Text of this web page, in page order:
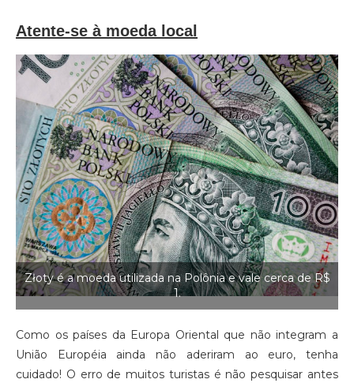
Atente-se à moeda local
Złoty é a moeda utilizada na Polônia e vale cerca de R$
1.
Como os países da Europa Oriental que não integram a
União Européia ainda não aderiram ao euro, tenha
cuidado! O erro de muitos turistas é não pesquisar antes